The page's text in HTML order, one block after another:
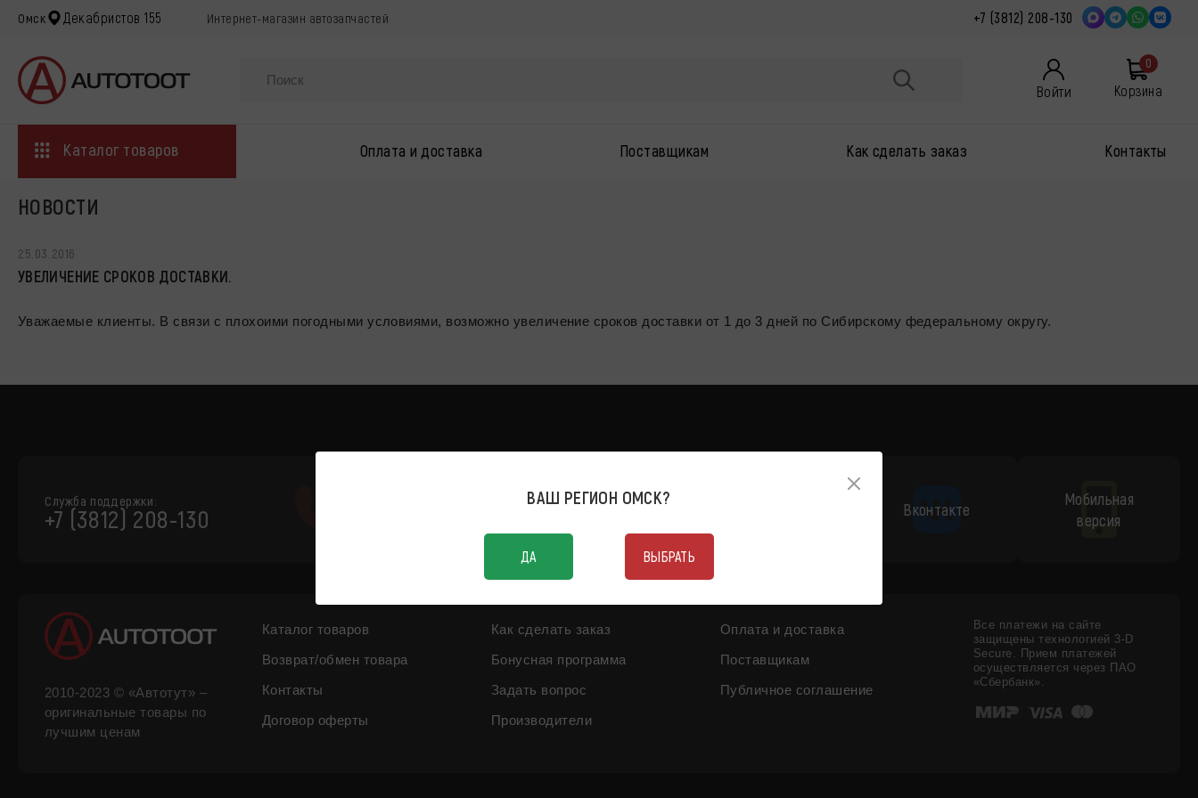
Омск Декабристов 155 Интернет-магазин автозапчастей +7 (3812) 208-130
Войти
0
Корзина
Каталог товаров Оплата и доставка Поставщикам Как сделать заказ Контакты
НОВОСТИ
25.03.2016
УВЕЛИЧЕНИЕ СРОКОВ ДОСТАВКИ.
Уважаемые клиенты. В связи с плохоими погодными условиями, возможно увеличение сроков доставки от 1 до 3 дней по Сибирскому федеральному округу.
Служба поддержки:
+7 (3812) 208-130 Telegram Вконтакте
Мобильная
версия
2010-2023 © «Автотут» –
оригинальные товары по
лучшим ценам
Каталог товаров Как сделать заказ
Оплата и доставка
Возврат/обмен товара
Бонусная программа
Поставщикам
Контакты
Задать вопрос
Публичное соглашение
Договор оферты
Производители
Все платежи на сайте
защищены технологией 3-D
Secure. Прием платежей
осуществляется через ПАО
«Сбербанк».
ВАШ РЕГИОН ОМСК?
ДА ВЫБРАТЬ